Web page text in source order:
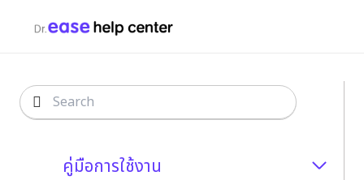
คู่มือการใช้งาน